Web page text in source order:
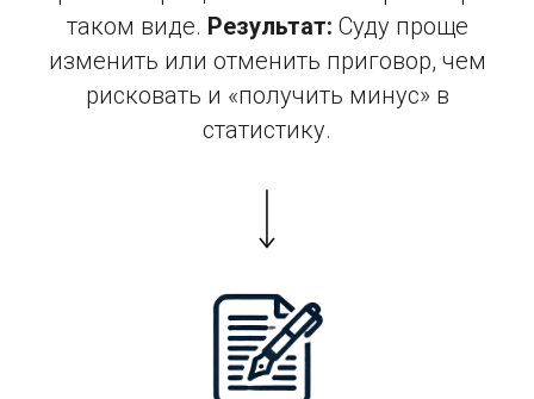
таком виде. Результат: Суду проще
изменить или отменить приговор, чем
рисковать и «получить минус» в
статистику.